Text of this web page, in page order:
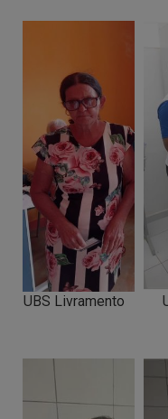
UBS Livramento